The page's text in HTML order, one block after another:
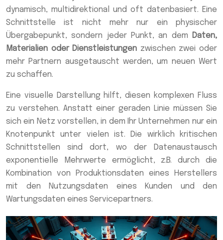
dynamisch, multidirektional und oft datenbasiert. Eine
Schnittstelle ist nicht mehr nur ein physischer
Übergabepunkt, sondern jeder Punkt, an dem
Daten,
Materialien oder Dienstleistungen zwischen zwei oder
mehr Partnern ausgetauscht werden, um neuen Wert
zu schaffen.
Eine visuelle Darstellung hilft, diesen komplexen Fluss
zu verstehen. Anstatt einer geraden Linie müssen Sie
sich ein Netz vorstellen, in dem Ihr Unternehmen nur ein
Knotenpunkt unter vielen ist. Die wirklich kritischen
Schnittstellen sind dort, wo der Datenaustausch
exponentielle Mehrwerte ermöglicht, z.B. durch die
Kombination von Produktionsdaten eines Herstellers
mit den Nutzungsdaten eines Kunden und den
Wartungsdaten eines Servicepartners.